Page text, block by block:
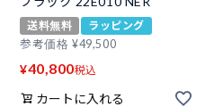
送料無料
ラッピング
参考価格 ¥49,500
¥40,800税込
カートに入れる